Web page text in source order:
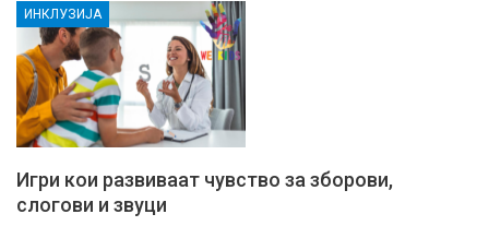
ИНКЛУЗИЈА
Игри кои развиваат чувство за зборови,
слогови и звуци